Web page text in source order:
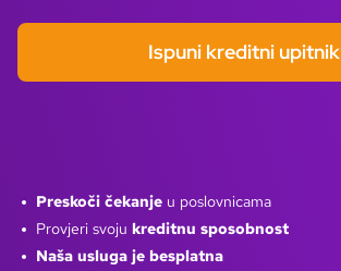
Ispuni kreditni upitnik
Preskoči čekanje u poslovnicama
Provjeri svoju kreditnu sposobnost
Naša usluga je besplatna